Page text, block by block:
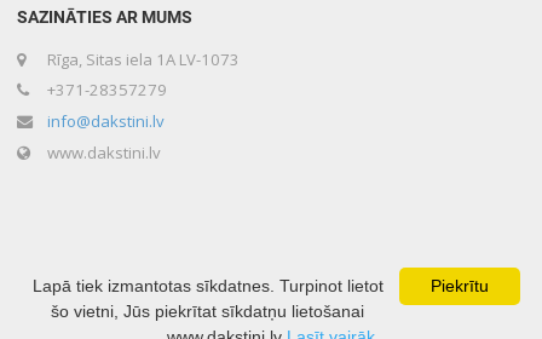
SAZINĀTIES AR MUMS
Rīga, Sitas iela 1A LV-1073
+371-28357279
info@dakstini.lv
www.dakstini.lv
Piekrītu
Lapā tiek izmantotas sīkdatnes. Turpinot lietot
šo vietni, Jūs piekrītat sīkdatņu lietošanai